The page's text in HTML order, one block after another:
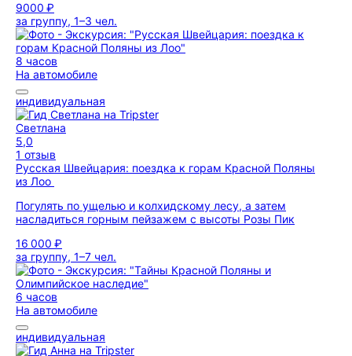
9000 ₽
за группу, 1–3 чел.
8 часов
На автомобиле
индивидуальная
Светлана
5,0
1 отзыв
Русская Швейцария: поездка к горам Красной Поляны
из Лоо
Погулять по ущелью и колхидскому лесу, а затем
насладиться горным пейзажем с высоты Розы Пик
16 000 ₽
за группу, 1–7 чел.
6 часов
На автомобиле
индивидуальная